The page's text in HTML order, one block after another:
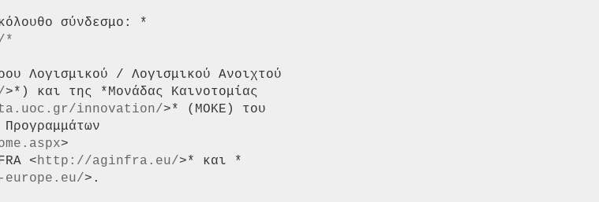
*
Λογισμικού / Λογισμικού Ανοιχτού
>*) και της *Μονάδας Καινοτομίας
innovation/>* (ΜΟΚΕ) του
>
<http://aginfra.eu/>* και *
>.